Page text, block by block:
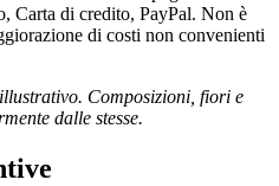
Carta di credito, PayPal. Non è
di costi non convenienti
Composizioni, fiori e
dalle stesse.